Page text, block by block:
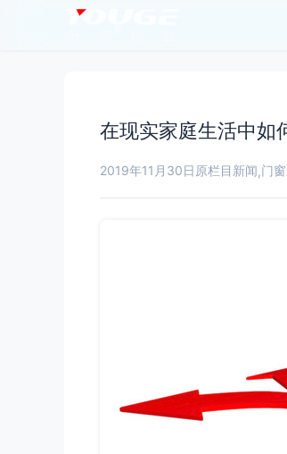
在现实家庭生活中如
2019年11月30日 原栏目新闻,门